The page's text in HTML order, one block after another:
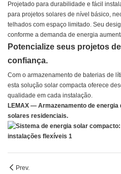
Projetado para durabilidade e fácil
para projetos solares de nível básico,
telhados com espaço limitado. Seu
conforme a demanda de energia
Potencialize seus projetos
confiança.
Com o armazenamento de baterias de
esta solução solar compacta oferece
qualidade em cada instalação.
LEMAX — Armazenamento de
solares residenciais.
Prev.